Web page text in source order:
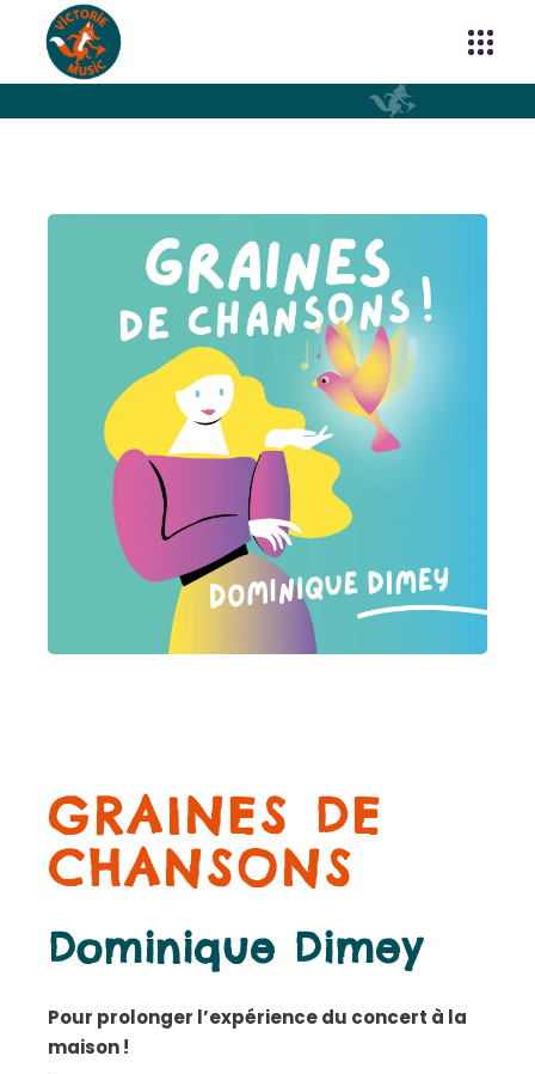
GRAINES DE
CHANSONS
Dominique Dimey
Pour prolonger l’expérience du concert à la
maison !